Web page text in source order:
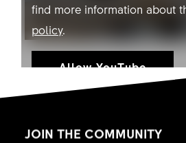
find more information about
policy.
Allow YouTube
JOIN THE COMMUNITY